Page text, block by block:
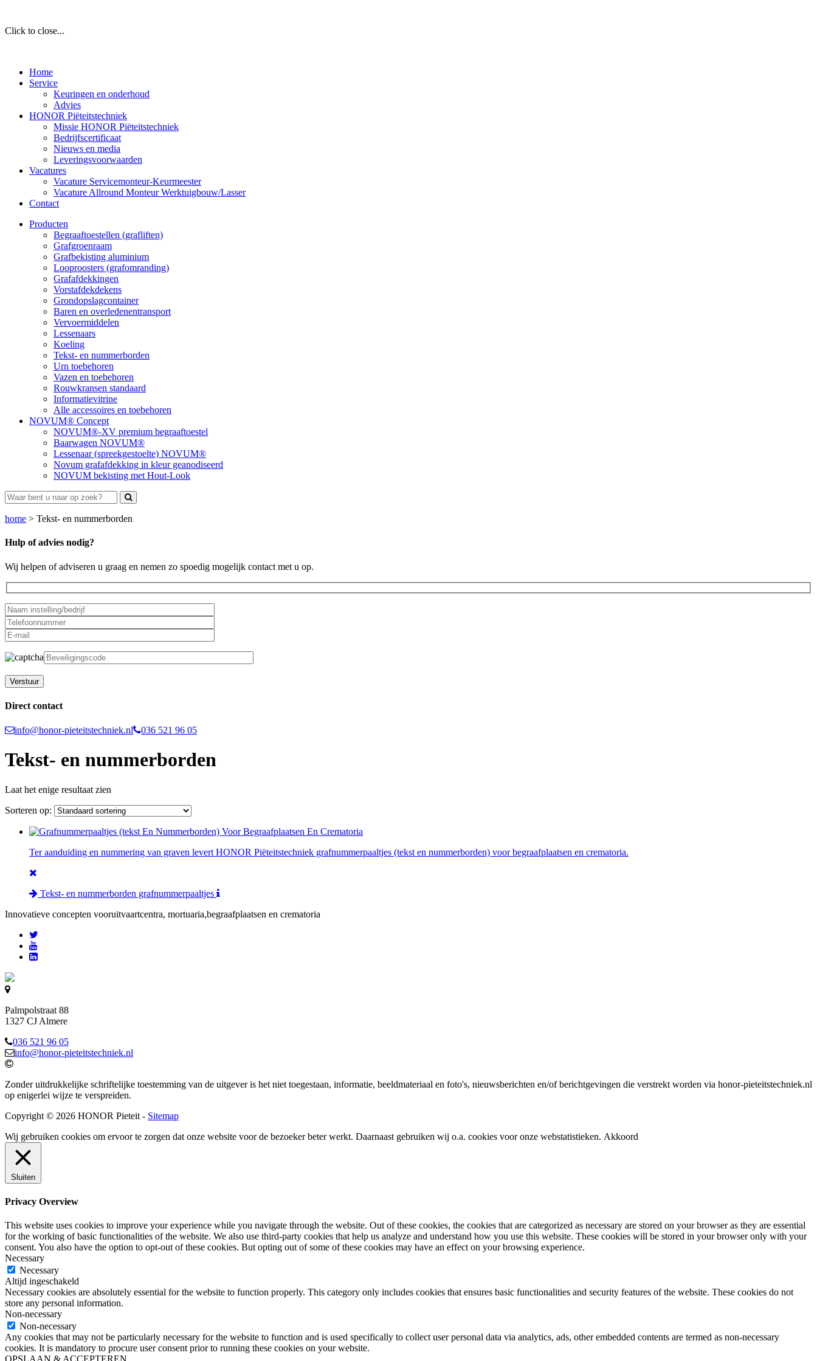
Click to close...
Home
Service
Keuringen en onderhoud
Advies
HONOR Piëteitstechniek
Missie HONOR Piëteitstechniek
Bedrijfscertificaat
Nieuws en media
Leveringsvoorwaarden
Vacatures
Vacature Servicemonteur-Keurmeester
Vacature Allround Monteur Werktuigbouw/Lasser
Contact
Producten
Begraaftoestellen (grafliften)
Grafgroenraam
Grafbekisting aluminium
Looproosters (grafomranding)
Grafafdekkingen
Vorstafdekdekens
Grondopslagcontainer
Baren en overledenentransport
Vervoermiddelen
Lessenaars
Koeling
Tekst- en nummerborden
Urn toebehoren
Vazen en toebehoren
Rouwkransen standaard
Informatievitrine
Alle accessoires en toebehoren
NOVUM® Concept
NOVUM®-XV premium begraaftoestel
Baarwagen NOVUM®
Lessenaar (spreekgestoelte) NOVUM®
Novum grafafdekking in kleur geanodiseerd
NOVUM bekisting met Hout-Look
home > Tekst- en nummerborden
Hulp of advies nodig?
Wij helpen of adviseren u graag en nemen zo spoedig mogelijk contact met u op.
Direct contact
info@honor-pieteitstechniek.nl 036 521 96 05
Tekst- en nummerborden
Laat het enige resultaat zien
Sorteren op:
Ter aanduiding en nummering van graven levert HONOR Piëteitstechniek grafnummerpaaltjes (tekst en nummerborden) voor begraafplaatsen en crematoria.
Tekst- en nummerborden grafnummerpaaltjes
Innovatieve concepten vooruitvaartcentra, mortuaria,begraafplaatsen en crematoria
Palmpolstraat 88
1327 CJ Almere
036 521 96 05
info@honor-pieteitstechniek.nl
Zonder uitdrukkelijke schriftelijke toestemming van de uitgever is het niet toegestaan, informatie, beeldmateriaal en foto's, nieuwsberichten en/of berichtgevingen die verstrekt worden via honor-pieteitstechniek.nl
op enigerlei wijze te verspreiden.
Copyright © 2026 HONOR Pieteit - Sitemap
Wij gebruiken cookies om ervoor te zorgen dat onze website voor de bezoeker beter werkt. Daarnaast gebruiken wij o.a. cookies voor onze webstatistieken. Akkoord
Sluiten
Privacy Overview
This website uses cookies to improve your experience while you navigate through the website. Out of these cookies, the cookies that are categorized as necessary are stored on your browser as they are essential
for the working of basic functionalities of the website. We also use third-party cookies that help us analyze and understand how you use this website. These cookies will be stored in your browser only with your
consent. You also have the option to opt-out of these cookies. But opting out of some of these cookies may have an effect on your browsing experience.
Necessary
Necessary
Altijd ingeschakeld
Necessary cookies are absolutely essential for the website to function properly. This category only includes cookies that ensures basic functionalities and security features of the website. These cookies do not
store any personal information.
Non-necessary
Non-necessary
Any cookies that may not be particularly necessary for the website to function and is used specifically to collect user personal data via analytics, ads, other embedded contents are termed as non-necessary
cookies. It is mandatory to procure user consent prior to running these cookies on your website.
OPSLAAN & ACCEPTEREN